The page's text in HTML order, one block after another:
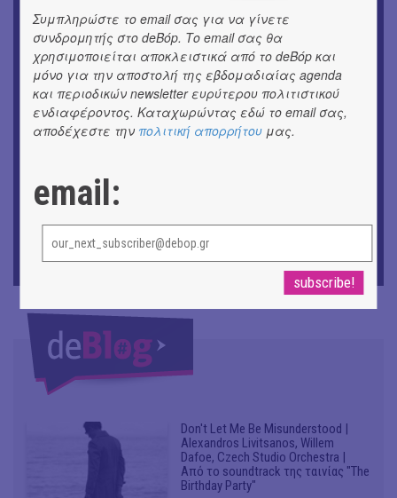
λαού
ΕΙΚΑΣΤΙΚΑ
Ομαδική έκθεση | Προσωρινά για Πάντα
ΕΙΚΑΣΤΙΚΑ
Έκθεση φωτογραφίας: Ανδρίων έργα και ημέρες
Αργύρης Ραλλιάς | Λιτανεία
Θανάσης Λάλας-Κώστας Τσόκλης - Συνομιλώντας με
εικόνες και λέξεις
Don't Let Me Be Misunderstood |
Alexandros Livitsanos, Willem
Dafoe, Czech Studio Orchestra |
Από το soundtrack της ταινίας "The
Birthday Party"
Συμπληρώστε το email σας για να γίνετε
συνδρομητής στο deBόp. Το email σας θα
χρησιμοποιείται αποκλειστικά από το deBόp και
μόνο για την αποστολή της εβδομαδιαίας agenda
και περιοδικών newsletter ευρύτερου πολιτιστικού
ενδιαφέροντος. Καταχωρώντας εδώ το email σας,
αποδέχεστε την πολιτική απορρήτου μας.
email: